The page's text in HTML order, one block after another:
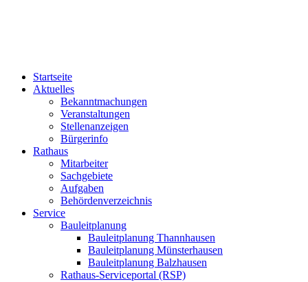
Startseite
Aktuelles
Bekanntmachungen
Veranstaltungen
Stellenanzeigen
Bürgerinfo
Rathaus
Mitarbeiter
Sachgebiete
Aufgaben
Behördenverzeichnis
Service
Bauleitplanung
Bauleitplanung Thannhausen
Bauleitplanung Münsterhausen
Bauleitplanung Balzhausen
Rathaus-Serviceportal (RSP)